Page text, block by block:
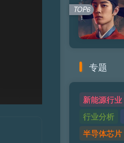
TOP6
专题
新能源行业
行业分析
半导体芯片